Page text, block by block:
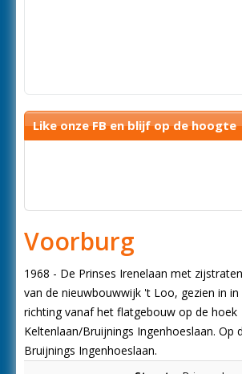
Like onze FB en blijf op de hoogte
Voorburg
1968 - De Prinses Irenelaan met
van de nieuwbouwwijk 't Loo, gezien in in
richting vanaf het flatgebouw op de hoek
Keltenlaan/Bruijnings Ingenhoeslaan. Op
Bruijnings Ingenhoeslaan.